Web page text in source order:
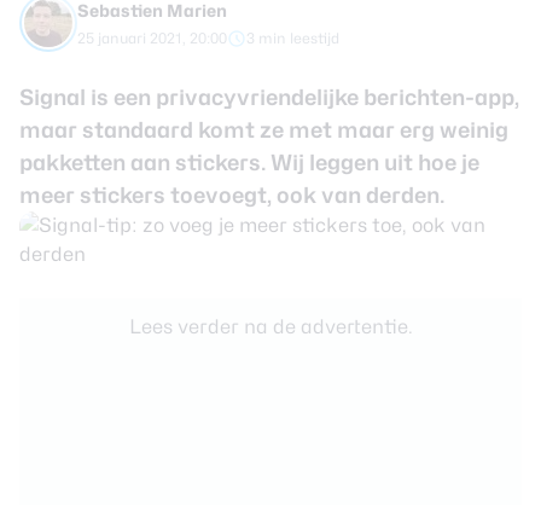
Sebastien Marien
25 januari 2021, 20:00 3 min leestijd
Signal is een privacyvriendelijke berichten-app,
maar standaard komt ze met maar erg weinig
pakketten aan stickers. Wij leggen uit hoe je
meer stickers toevoegt, ook van derden.
Lees verder na de advertentie.